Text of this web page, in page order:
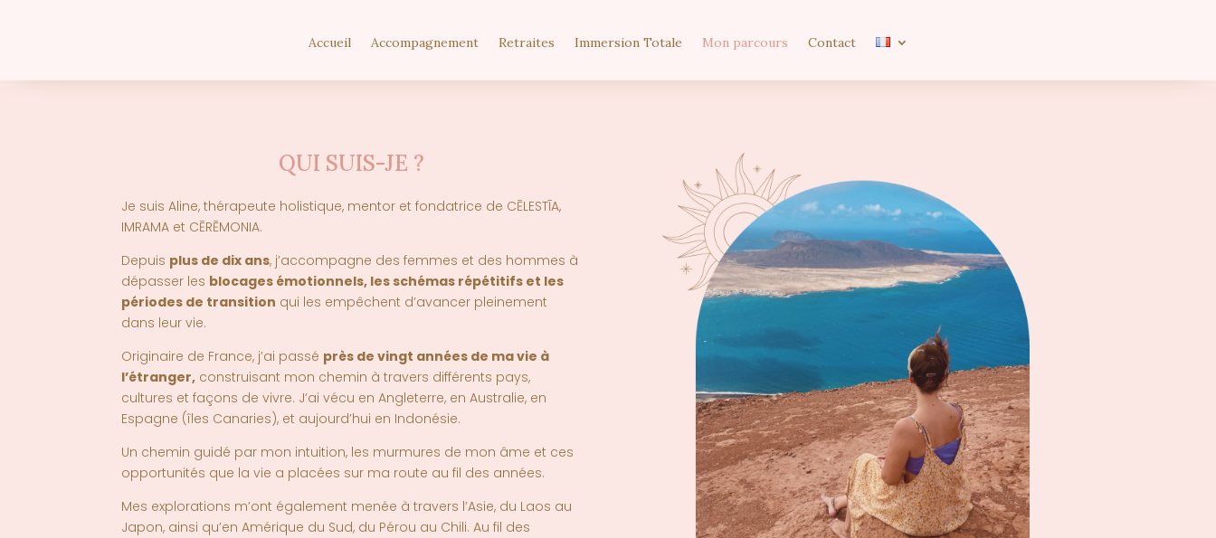
Accueil Accompagnement Retraites Immersion Totale Mon parcours Contact
QUI SUIS-JE ?
Je suis Aline,thérapeute holistique, mentor et fondatrice de CĒLESTĪA,
IMRAMA et CĒRĒMONIA.
Depuis plus de dix ans, j’accompagne des femmes et des hommes à
dépasser les blocages émotionnels, les schémas répétitifs et les
périodes de transition qui les empêchent d’avancer pleinement
dans leur vie.
Originaire de France, j’ai passé près de vingt années de ma vie à
l’étranger, construisant mon chemin à travers différents pays,
cultures et façons de vivre. J’ai vécu en Angleterre, en Australie, en
Espagne (îles Canaries), et aujourd’hui en Indonésie.
Un chemin guidé par mon intuition, les murmures de mon âme et ces
opportunités que la vie a placées sur ma route au fil des années.
Mes explorations m’ont également menée à travers l’Asie, du Laos au
Japon, ainsi qu’en Amérique du Sud, du Pérou au Chili. Au fil des